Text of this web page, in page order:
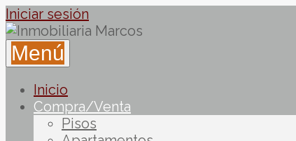
Iniciar sesión
Menú
Inicio
Compra/Venta
Pisos